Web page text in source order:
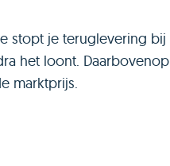
stopt je teruglevering bij
het loont. Daarbovenop
marktprijs.